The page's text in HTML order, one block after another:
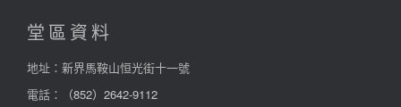
堂區資料
地址：新界馬鞍山恒光街十一號
電話：
（852）2642-9112